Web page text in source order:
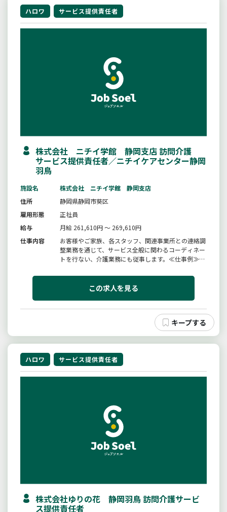
ハロワ サービス提供責任者
株式会社 ニチイ学館 静岡支店 訪問介護
サービス提供責任者／ニチイケアセンター静岡
羽鳥
施設名
株式会社 ニチイ学館 静岡支店
住所
静岡県静岡市葵区
雇用形態
正社員
給与
月給 261,610円 ～ 269,610円
仕事内容
お客様やご家族、各スタッフ、関連事業所との連絡調
整業務を通じて、サービス全般に関わるコーディネー
トを行ない、介護業務にも従事します。≪仕事例≫■
画書の作成、説明、同意、交付■スタッフの業務実施
状況の把握や業務管理等≪業務の特長≫■お客様と密
この求人を見る
ハロワ サービス提供責任者
株式会社ゆりの花 静岡羽鳥 訪問介護サービ
ス提供責任者